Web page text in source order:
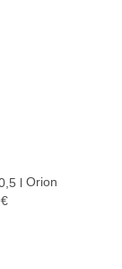
Orion
€